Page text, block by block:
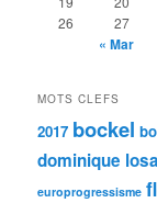
26
27
« Mar
MOTS CLEFS
2017 bockel
dominique
europrogressisme